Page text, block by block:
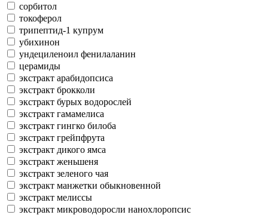
сорбитол
токоферол
трипептид-1 купрум
убихинон
ундециленоил фенилаланин
церамиды
экстракт арабидопсиса
экстракт брокколи
экстракт бурых водорослей
экстракт гамамелиса
экстракт гингко билоба
экстракт грейпфрута
экстракт дикого ямса
экстракт женьшеня
экстракт зеленого чая
экстракт манжетки обыкновенной
экстракт мелиссы
экстракт микроводоросли нанохлоропсис